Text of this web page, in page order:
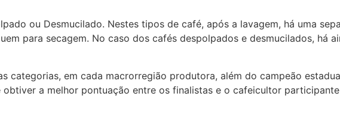
ou Desmucilado. Nestes tipos de café, após a lavagem, há uma
para secagem. No caso dos cafés despolpados e desmucilados, há
categorias, em cada macrorregião produtora, além do campeão
a melhor pontuação entre os finalistas e o cafeicultor